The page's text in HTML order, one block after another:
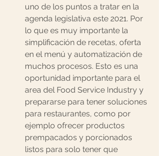
uno de los puntos a tratar en la
agenda legislativa este 2021. Por
lo que es muy importante la
simplificación de recetas, oferta
en el menú y automatización de
muchos procesos. Esto es una
oportunidad importante para el
area del Food Service Industry y
prepararse para tener soluciones
para restaurantes, como por
ejemplo ofrecer productos
prempacados y porcionados
listos para solo tener que